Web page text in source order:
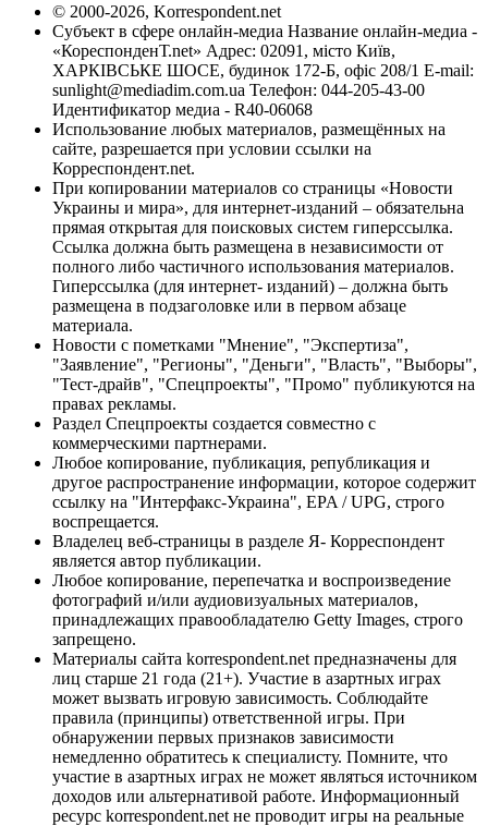
© 2000-2026, Korrespondent.net
Субъект в сфере онлайн-медиа Название онлайн-медиа -
«КореспонденТ.net» Адрес: 02091, місто Київ,
ХАРКІВСЬКЕ ШОСЕ, будинок 172-Б, офіс 208/1 E-mail:
sunlight@mediadim.com.ua Телефон: 044-205-43-00
Идентификатор медиа - R40-06068
Использование любых материалов, размещённых на
сайте, разрешается при условии ссылки на
Корреспондент.net.
При копировании материалов со страницы «Новости
Украины и мира», для интернет-изданий – обязательна
прямая открытая для поисковых систем гиперссылка.
Ссылка должна быть размещена в независимости от
полного либо частичного использования материалов.
Гиперссылка (для интернет- изданий) – должна быть
размещена в подзаголовке или в первом абзаце
материала.
Новости с пометками "Мнение", "Экспертиза",
"Заявление", "Регионы", "Деньги", "Власть", "Выборы",
"Тест-драйв", "Спецпроекты", "Промо" публикуются на
правах рекламы.
Раздел Спецпроекты создается совместно с
коммерческими партнерами.
Любое копирование, публикация, републикация и
другое распространение информации, которое содержит
ссылку на "Интерфакс-Украина", EPA / UPG, строго
воспрещается.
Владелец веб-страницы в разделе Я- Корреспондент
является автор публикации.
Любое копирование, перепечатка и воспроизведение
фотографий и/или аудиовизуальных материалов,
принадлежащих правообладателю Getty Images, строго
запрещено.
Материалы сайта korrespondent.net предназначены для
лиц старше 21 года (21+). Участие в азартных играх
может вызвать игровую зависимость. Соблюдайте
правила (принципы) ответственной игры. При
обнаружении первых признаков зависимости
немедленно обратитесь к специалисту. Помните, что
участие в азартных играх не может являться источником
доходов или альтернативой работе. Информационный
ресурс korrespondent.net не проводит игры на реальные